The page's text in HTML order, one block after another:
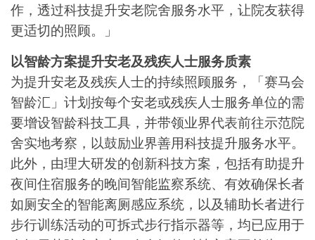
作，透过科技提升安老院舍服务水平，让院友获得
更适切的照顾。」
以智龄方案提升安老及残疾人士服务质素
为提升安老及残疾人士的持续照顾服务，「赛马会
智龄汇」计划按每个安老或残疾人士服务单位的需
要增设智龄科技工具，并带领业界代表前往示范院
舍实地考察，以鼓励业界善用科技提升服务水平。
此外，由理大研发的创新科技方案，包括有助提升
夜间住宿服务的晚间智能监察系统、有效确保长者
如厕安全的智能离厕感应系统，以及辅助长者进行
步行训练活动的可拆式步行指示器等，均已应用于